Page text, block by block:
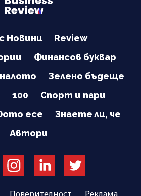
Новини
Review
Финансов буквар
Зелено бъдеще
100
Спорт и пари
есе
Знаете ли, че
Автори